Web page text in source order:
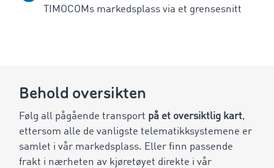
TIMOCOMs markedsplass via et grensesnitt
Behold oversikten
Følg all pågående transport på et oversiktlig kart,
ettersom alle de vanligste telematikksystemene er
samlet i vår markedsplass. Eller finn passende
frakt i nærheten av kjøretøyet direkte i vår